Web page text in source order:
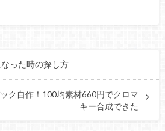
った時の探し方
ク自作！100均素材660円でクロマ
キー合成できた